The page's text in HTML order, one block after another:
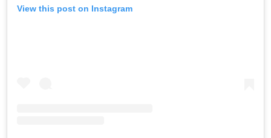
View this post on Instagram